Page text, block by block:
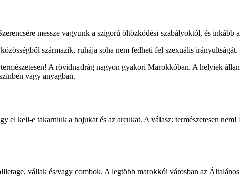
messze vagyunk a szigorú öltözködési szabályoktól, és inkább
származik, ruhája soha nem fedheti fel szexuális irányultságát.
A rövidnadrág nagyon gyakori Marokkóban. A helyiek
vagy anyagban.
kell-e takarniuk a hajukat és az arcukat. A válasz: természetesen
vállak és/vagy combok. A legtöbb marokkói városban az